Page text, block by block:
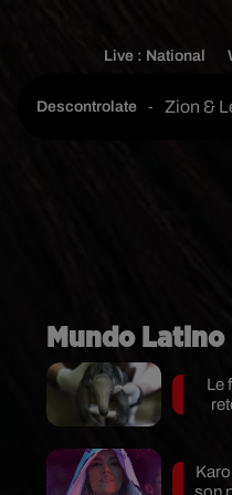
Live : National
Descontrolate - Zion &
Mundo Latino
Le
son